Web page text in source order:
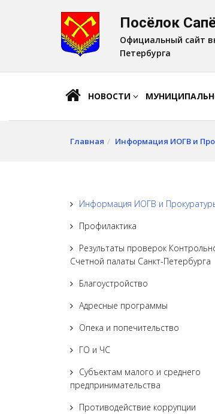
Шрифт:
Посёлок
Официальный сайт
Петербурга
НОВОСТИ
Главная Информация ИОГВ и
Информация ИОГВ и
Профилактика
Результаты проверок
Счетной палаты Санкт-Петербурга
Благоустройство
Адресные программы
Опека и попечительство
ГО и ЧС
Субъектам малого и среднего
предпринимательства
Противодействие коррупции